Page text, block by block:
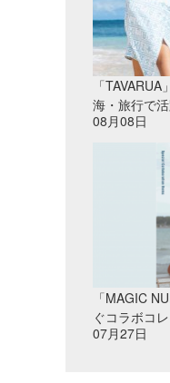
「
海・旅行で
08月08日
「MAGIC
ぐコラボコ
07月27日